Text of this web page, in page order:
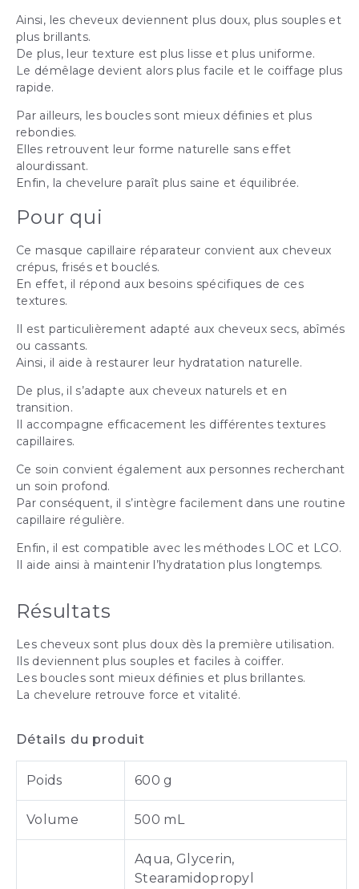
Ainsi, les cheveux deviennent plus doux, plus souples et
plus brillants.
De plus, leur texture est plus lisse et plus uniforme.
Le démêlage devient alors plus facile et le coiffage plus
rapide.
Par ailleurs, les boucles sont mieux définies et plus
rebondies.
Elles retrouvent leur forme naturelle sans effet
alourdissant.
Enfin, la chevelure paraît plus saine et équilibrée.
Pour qui
Ce masque capillaire réparateur convient aux cheveux
crépus, frisés et bouclés.
En effet, il répond aux besoins spécifiques de ces
textures.
Il est particulièrement adapté aux cheveux secs, abîmés
ou cassants.
Ainsi, il aide à restaurer leur hydratation naturelle.
De plus, il s’adapte aux cheveux naturels et en
transition.
Il accompagne efficacement les différentes textures
capillaires.
Ce soin convient également aux personnes recherchant
un soin profond.
Par conséquent, il s’intègre facilement dans une routine
capillaire régulière.
Enfin, il est compatible avec les méthodes LOC et LCO.
Il aide ainsi à maintenir l’hydratation plus longtemps.
Résultats
Les cheveux sont plus doux dès la première utilisation.
Ils deviennent plus souples et faciles à coiffer.
Les boucles sont mieux définies et plus brillantes.
La chevelure retrouve force et vitalité.
Détails du produit
Poids 600 g
Volume 500 mL
Aqua, Glycerin,
Stearamidopropyl